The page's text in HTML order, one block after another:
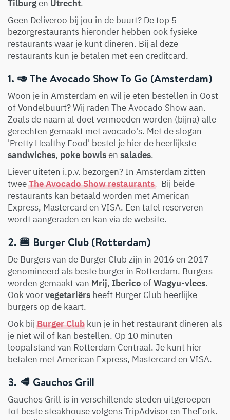
Tilburgen Utrecht.
Geen Deliveroo bij jou in de buurt? De top 5
bezorgrestaurants hieronder hebben ook fysieke
restaurants waar je kunt dineren. Bij al deze
restaurants kun je betalen met een creditcard.
1. 🥑 The Avocado Show To Go (Amsterdam)
Woon je in Amsterdam en wil je eten bestellen in Oost
of Vondelbuurt? Wij raden The Avocado Show aan.
Zoals de naam al doet vermoeden worden (bijna) alle
gerechten gemaakt met avocado's. Met de slogan
'Pretty Healthy Food' bestel je hier de heerlijkste
sandwiches, poke bowlsen salades.
Liever uiteten i.p.v. bezorgen? In Amsterdam zitten
tweeThe Avocado Show restaurants. Bij beide
restaurants kan betaald worden met American
Express, Mastercard en VISA. Een tafel reserveren
wordt aangeraden en kan via de website.
2. 🍔 Burger Club (Rotterdam)
De Burgers van de Burger Club zijn in 2016 en 2017
genomineerd als beste burger in Rotterdam. Burgers
worden gemaakt van Mrij, Iberico ofWagyu-vlees.
Ook voorvegetariërs heeft Burger Club heerlijke
burgers op de kaart.
Ook bijBurger Clubkun je in het restaurant dineren als
je niet wil of kan bestellen. Op 10 minuten
loopafstand van Rotterdam Centraal. Je kunt hier
betalen met American Express, Mastercard en VISA.
3. 🥩 Gauchos Grill
Gauchos Grill is in verschillende steden uitgeroepen
tot beste steakhouse volgens TripAdvisor en TheFork.